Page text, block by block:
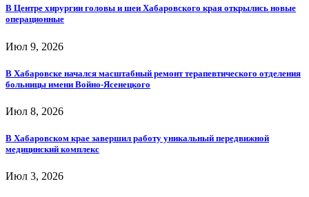
В Центре хирургии головы и шеи Хабаровского края открылись новые
операционные
Июл 9, 2026
В Хабаровске начался масштабный ремонт терапевтического отделения
больницы имени Войно-Ясенецкого
Июл 8, 2026
В Хабаровском крае завершил работу уникальный передвижной
медицинский комплекс
Июл 3, 2026